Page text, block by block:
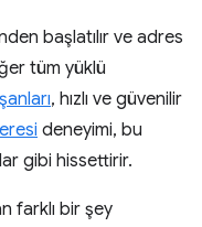
başlatılır ve adres
tüm yüklü
, hızlı ve güvenilir
deneyimi, bu
gibi hissettirir.
farklı bir şey